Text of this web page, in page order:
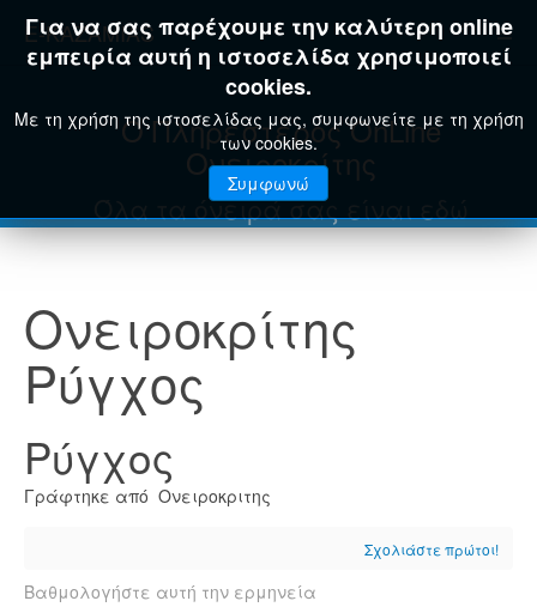
E-KAZAMIAS
Για να σας παρέχουμε την καλύτερη online
εμπειρία αυτή η ιστοσελίδα χρησιμοποιεί
cookies.
Με τη χρήση της ιστοσελίδας μας, συμφωνείτε με τη χρήση
των cookies.
Συμφωνώ
Ο Πληρέστερος OnLine
Ονειροκρίτης
Όλα τα όνειρά σας είναι εδώ
Ονειροκρίτης
Ρύγχος
Ρύγχος
Γράφτηκε από Ονειροκριτης
Σχολιάστε πρώτοι!
Βαθμολογήστε αυτή την ερμηνεία